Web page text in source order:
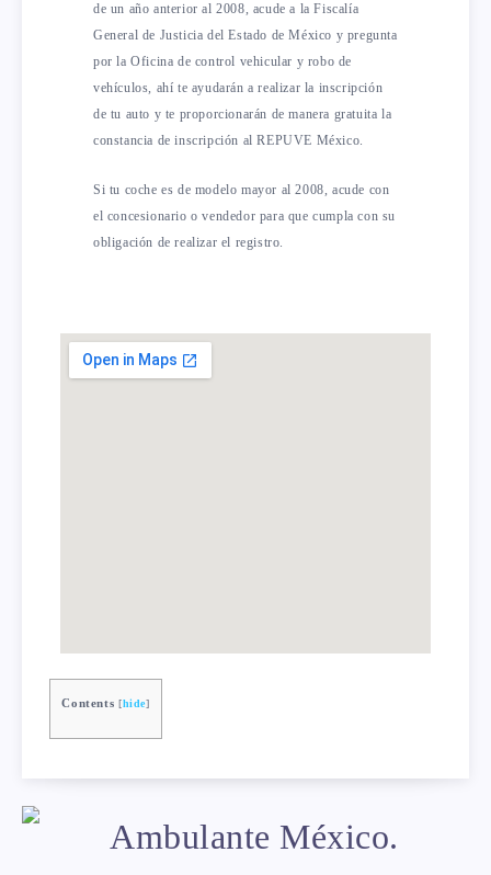
de un año anterior al 2008, acude a la Fiscalía
General de Justicia del Estado de México y pregunta
por la Oficina de control vehicular y robo de
vehículos, ahí te ayudarán a realizar la inscripción
de tu auto y te proporcionarán de manera gratuita la
constancia de inscripción al REPUVE México.
Si tu coche es de modelo mayor al 2008, acude con
el concesionario o vendedor para que cumpla con su
obligación de realizar el registro.
Contents [hide]